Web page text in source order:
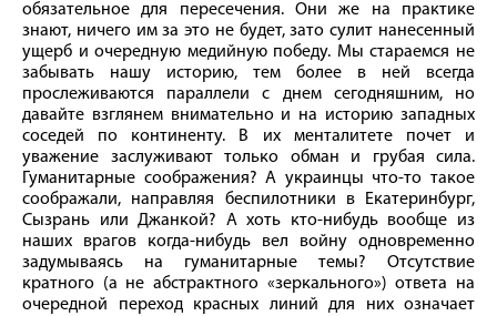
обязательное для пересечения. Они же на практике
знают, ничего им за это не будет, зато сулит нанесенный
ущерб и очередную медийную победу. Мы стараемся не
забывать нашу историю, тем более в ней всегда
прослеживаются параллели с днем сегодняшним, но
давайте взглянем внимательно и на историю западных
соседей по континенту. В их менталитете почет и
уважение заслуживают только обман и грубая сила.
Гуманитарные соображения? А украинцы что-то такое
соображали, направляя беспилотники в Екатеринбург,
Сызрань или Джанкой? А хоть кто-нибудь вообще из
наших врагов когда-нибудь вел войну одновременно
задумываясь на гуманитарные темы? Отсутствие
кратного (а не абстрактного «зеркального») ответа на
очередной переход красных линий для них означает